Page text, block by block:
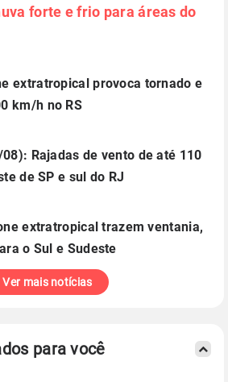
forte e frio para áreas do
extratropical provoca tornado e
km/h no RS
Rajadas de vento de até 110
de SP e sul do RJ
extratropical trazem ventania,
o Sul e Sudeste
Ver mais notícias
para você